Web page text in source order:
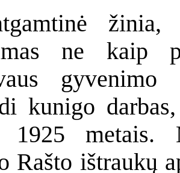
ne kaip
gyvenimo
kunigo
1925 metais.
Rašto ištraukų